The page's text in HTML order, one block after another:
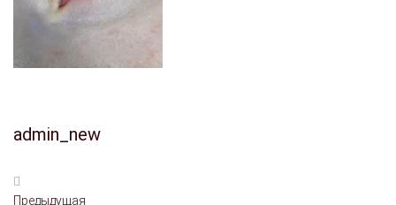
admin_new
Предыдущая